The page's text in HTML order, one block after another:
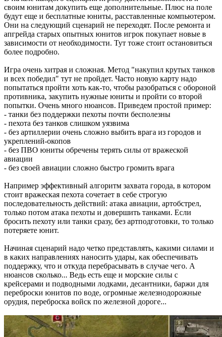
своим юнитам докупить еще дополнительные. Плюс на поле
будут еще и бесплатные юниты, расставленные компьютером.
Они на следующий сценарий не переходят. После ремонта и
апгрейда старых опытных юнитов игрок покупает новые в
зависимости от необходимости. Тут тоже стоит остановиться
более подробно.
Игра очень хитрая и сложная. Метод "накупил крутых танков
и всех победил" тут не пройдет. Часто новую карту надо
попытаться пройти хоть как-то, чтобы разобраться с обороной
противника, закупить нужные юниты и пройти со второй
попытки. Очень много нюансов. Приведем простой пример:
- танки без поддержки пехоты почти бесполезны
- пехота без танков слишком уязвима
- без артиллерии очень сложно выбить врага из городов и
укреплений-окопов
- без ПВО юниты обречены терять силы от вражеской
авиации
- без своей авиации сложно быстро громить врага
Например эффективный алгоритм захвата города, в котором
стоит вражеская пехота сочетает в себе строгую
последовательность действий: атака авиации, артобстрел,
только потом атака пехоты и довершить танками. Если
бросить пехоту или танки сразу, без артподготовки, то только
потеряете юнит.
Начиная сценарий надо четко представлять, какими силами и
в каких направлениях наносить удары, как обеспечивать
поддержку, что и откуда перебрасывать в случае чего. А
нюансов сколько... Ведь есть еще и морские силы с
крейсерами и подводными лодками, десантники, баржи для
переброски юнитов по воде, огромные железнодорожные
орудия, переброска войск по железной дороге...